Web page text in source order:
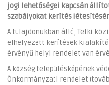
jogi lehetőségei kapcsán
szabályokat kerítés
A tulajdonukban álló, Telki
elhelyezett kerítések
érvényű helyi rendelet van
A község településképének
Önkormányzati rendelet